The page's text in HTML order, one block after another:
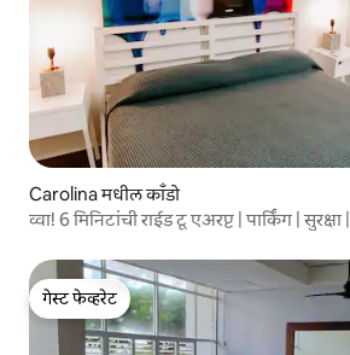
Carolina मधील काँडो
व्वा! 6 मिनिटांची राईड टू एअरप्ट | पार्किंग | सुरक्षा |
गेस्ट फेव्हरेट
गेस्ट फेव्हरेट